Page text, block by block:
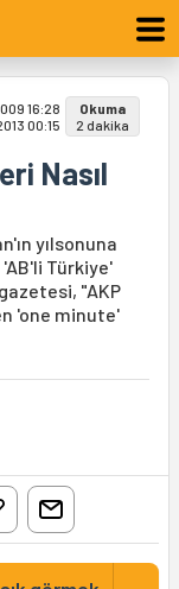
16:28
00:15
Okuma
2 dakika
Nasıl
yılsonuna
Türkiye'
"AKP
'one minute'